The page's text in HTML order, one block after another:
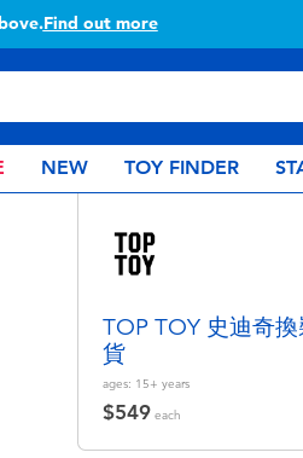
Find out more
NEW TOY FINDER
TOP TOY 史迪奇
貨
ages: 15+ years
$549 each